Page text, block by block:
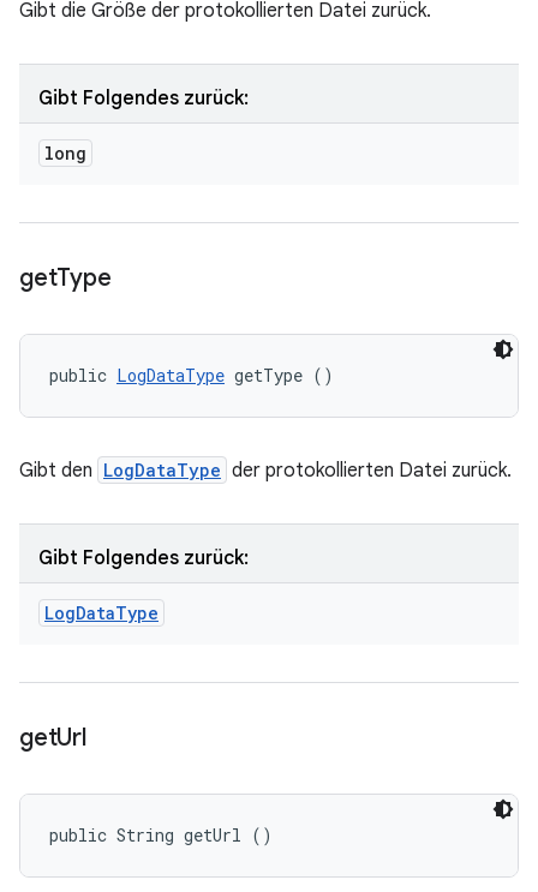
Gibt die Größe der protokollierten Datei zurück.
Gibt Folgendes zurück:
long
getType
public LogDataType getType ()
Gibt den LogDataType der protokollierten Datei zurück.
Gibt Folgendes zurück:
LogDataType
getUrl
public String getUrl ()